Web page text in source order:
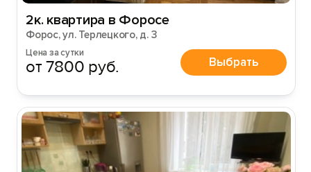
2к. квартира в Форосе
Форос, ул. Терлецкого, д. 3
Цена за сутки
от 7800 руб. Выбрать